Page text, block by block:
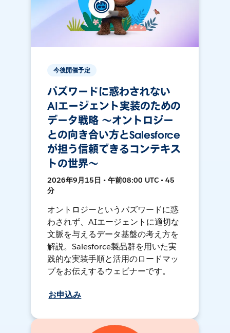
今後開催予定
バズワードに惑わされない
AIエージェント実装のための
データ戦略 〜オントロジー
との向き合い方とSalesforce
が担う信頼できるコンテキス
トの世界〜
2026年9月15日 • 午前08:00 UTC • 45
分
オントロジーというバズワードに惑
わされず、AIエージェントに適切な
文脈を与えるデータ基盤の考え方を
解説。Salesforce製品群を用いた実
践的な実装手順と活用のロードマッ
プをお伝えするウェビナーです。
お申込み